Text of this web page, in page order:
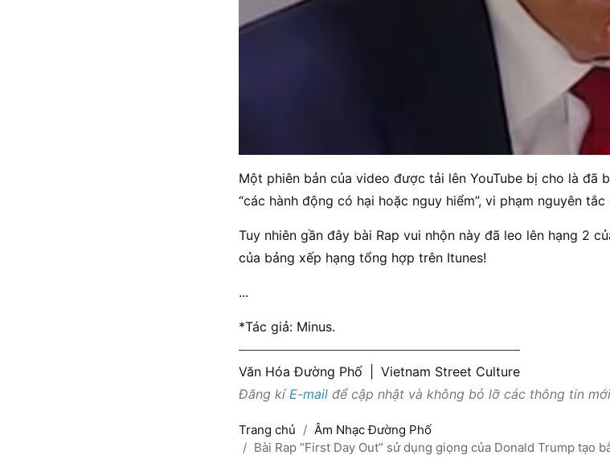
Một phiên bản của video được tải lên YouTube bị cho là đã
“các hành động có hại hoặc nguy hiểm”, vi phạm nguyên
Tuy nhiên gần đây bài Rap vui nhộn này đã leo lên hạng 2
của bảng xếp hạng tổng hợp trên Itunes!
...
*Tác giả: Minus.
Văn Hóa Đường Phố
Vietnam Street Culture
Đăng kí E-mail để cập nhật và không bỏ lỡ các thông tin
Trang chủ
Âm Nhạc Đường Phố
Bài Rap “First Day Out” sử dụng giọng của Donald Trump tạo